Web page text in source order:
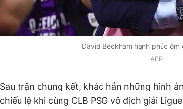
David Beckham hạnh phúc ôm
AFP
Sau trận chung kết, khác hẳn những hình
chiếu lệ khi cùng CLB PSG vô địch giải